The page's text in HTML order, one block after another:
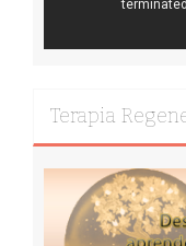
Terapia